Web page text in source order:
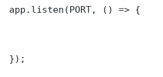
app.listen(PORT, () => {
});